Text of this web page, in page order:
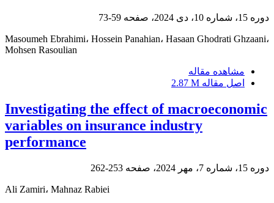
دوره 15، شماره 10، دی 2024، صفحه 59-73
Masoumeh Ebrahimi، Hossein Panahian، Hasaan Ghodrati Ghzaani،
Mohsen Rasoulian
مشاهده مقاله
اصل مقاله 2.87 M
Investigating the effect of macroeconomic
variables on insurance industry
performance
دوره 15، شماره 7، مهر 2024، صفحه 253-262
Ali Zamiri، Mahnaz Rabiei